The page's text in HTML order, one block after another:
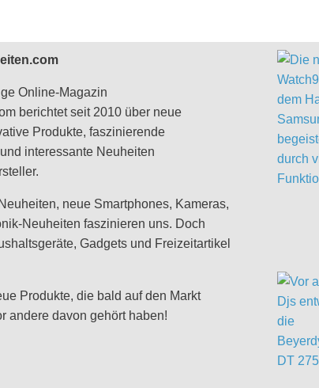
Online-Magazin
berichtet seit 2010 über neue
Produkte, faszinierende
interessante Neuheiten
neue Smartphones, Kameras,
Neuheiten faszinieren uns. Doch
Gadgets und Freizeitartikel
Produkte, die bald auf den Markt
andere davon gehört haben!